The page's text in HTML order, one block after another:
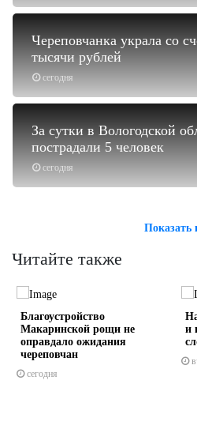
сегодня
Череповчанка украла со
тысячи рублей
сегодня
За сутки в Вологодской
пострадали 5 человек
Показать
Читайте также
Благоустройство
Макаринской рощи не
оправдало ожидания
череповчан
сегодня
и